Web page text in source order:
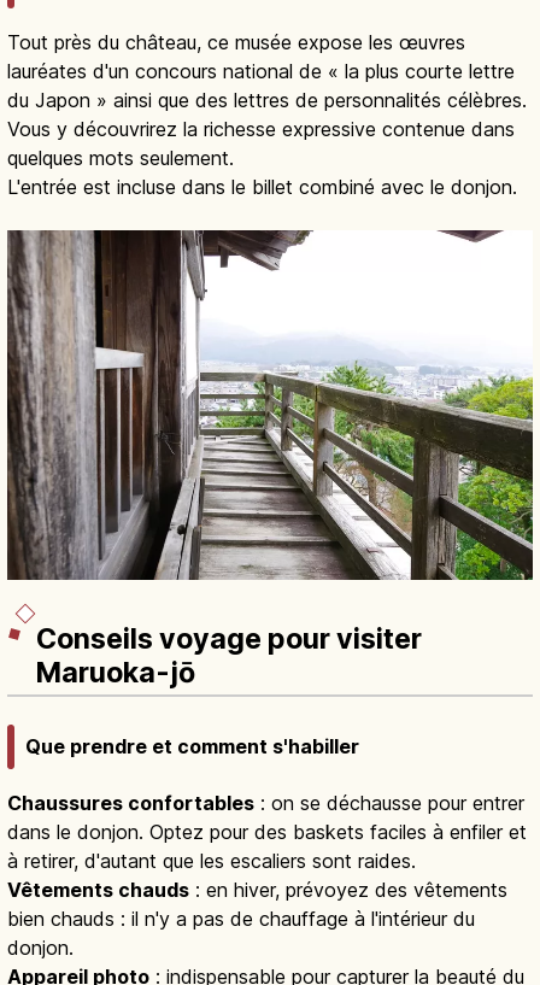
Tout près du château, ce musée expose les œuvres
lauréates d'un concours national de « la plus courte lettre
du Japon » ainsi que des lettres de personnalités célèbres.
Vous y découvrirez la richesse expressive contenue dans
quelques mots seulement.
L'entrée est incluse dans le billet combiné avec le donjon.
Conseils voyage pour visiter
Maruoka-jō
Que prendre et comment s'habiller
Chaussures confortables : on se déchausse pour entrer
dans le donjon. Optez pour des baskets faciles à enfiler et
à retirer, d'autant que les escaliers sont raides.
Vêtements chauds : en hiver, prévoyez des vêtements
bien chauds : il n'y a pas de chauffage à l'intérieur du
donjon.
Appareil photo : indispensable pour capturer la beauté du